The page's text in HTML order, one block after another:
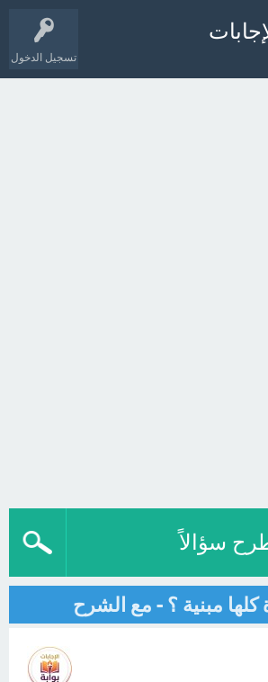
تسجيل الدخول
سؤالاً
كلها مبنية ؟ - مع الشرح